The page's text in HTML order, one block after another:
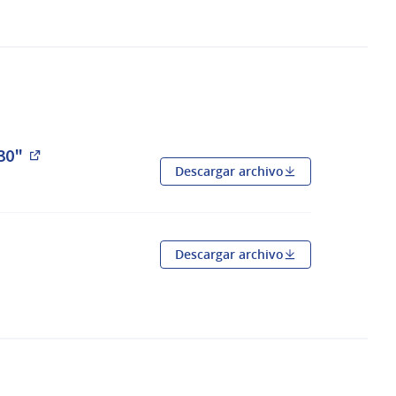
(Abrir en una pestaña nueva)
Descargar archivo
Descargar archivo